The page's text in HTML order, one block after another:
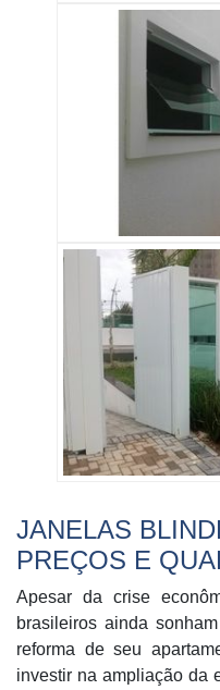
JANELAS
PREÇOS E
Apesar da crise
brasileiros ainda
reforma de seu
investir na ampliação da